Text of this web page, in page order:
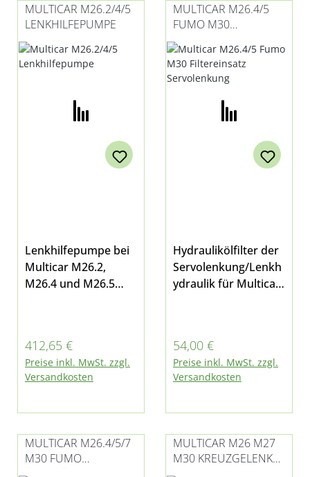
MULTICAR M26.2/4/5
LENKHILFEPUMPE
Lenkhilfepumpe bei
Multicar M26.2,
M26.4 und M26.5
Regulärer Preis:
412,65 €
Preise inkl. MwSt. zzgl.
Versandkosten
MULTICAR M26.4/5
FUMO M30
FILTEREINSATZ
SERVOLENKUNG
Hydraulikölfilter der
Servolenkung/Lenkh
ydraulik für Multicar
Regulärer Preis:
54,00 €
Preise inkl. MwSt. zzgl.
Versandkosten
MULTICAR M26.4/5/7
M30 FUMO
ÖLBEHÄLTER /
MULTICAR M26 M27
M30 KREUZGELENK
LENKUNG